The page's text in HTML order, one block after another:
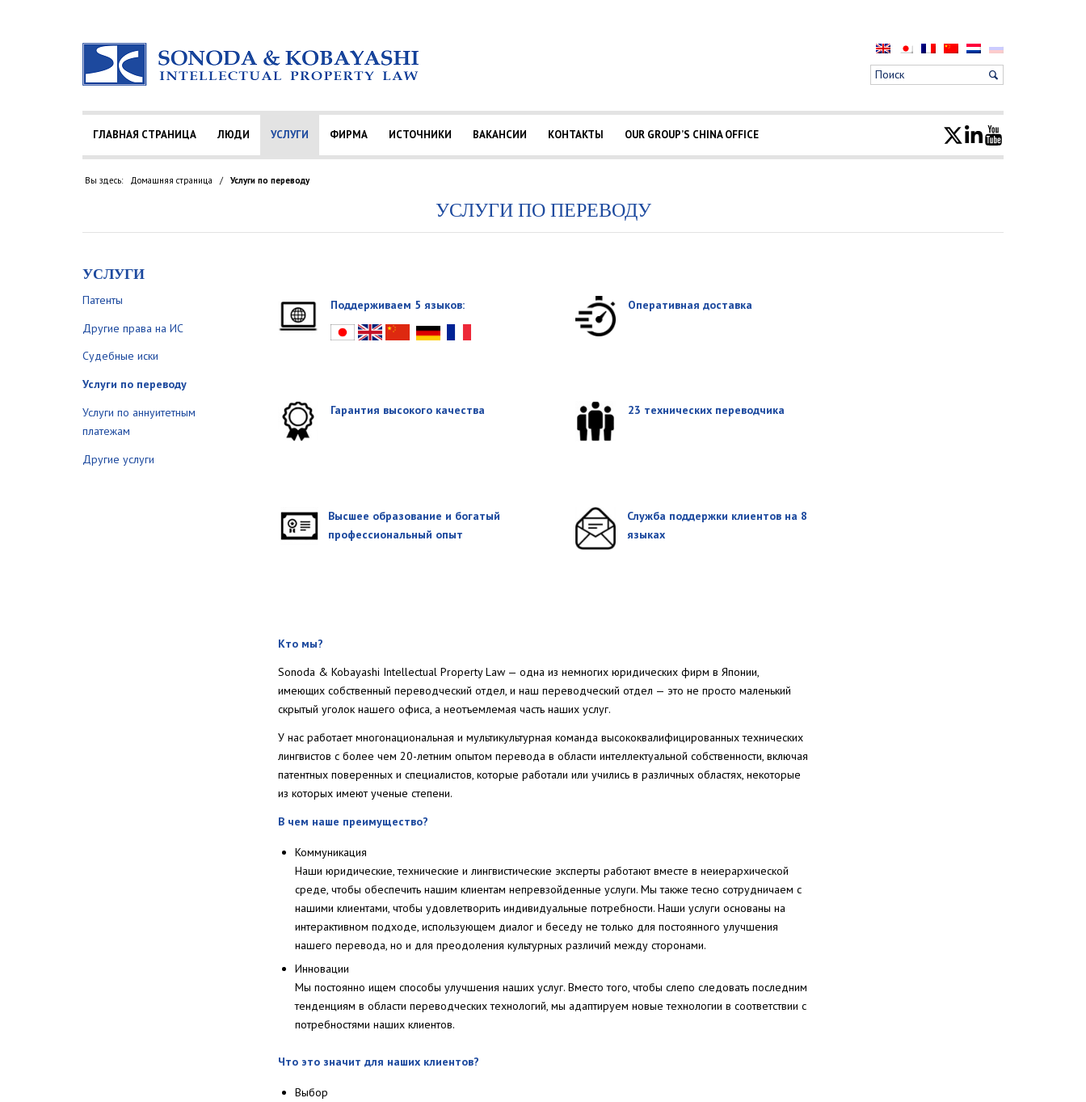
ГЛАВНАЯ СТРАНИЦА ЛЮДИ УСЛУГИ ФИРМА ИСТОЧНИКИ ВАКАНСИИ КОНТАКТЫ OUR GROUP’S CHINA OFFICE
Вы здесь: Домашняя страница / Услуги по переводу
УСЛУГИ ПО ПЕРЕВОДУ
УСЛУГИ
Патенты
Другие права на ИС
Судебные иски
Услуги по переводу
Услуги по аннуитетным
платежам
Другие услуги
Поддерживаем 5 языков: Оперативная доставка
Гарантия высокого качества 23 технических переводчика
Высшее образование и богатый
профессиональный опыт
Служба поддержки клиентов на 8
языках
Кто мы?
Sonoda & Kobayashi Intellectual Property Law — одна из немногих юридических фирм в Японии,
имеющих собственный переводческий отдел, и наш переводческий отдел — это не просто маленький
скрытый уголок нашего офиса, а неотъемлемая часть наших услуг.
У нас работает многонациональная и мультикультурная команда высококвалифицированных технических
лингвистов с более чем 20-летним опытом перевода в области интеллектуальной собственности, включая
патентных поверенных и специалистов, которые работали или учились в различных областях, некоторые
из которых имеют ученые степени.
В чем наше преимущество?
Коммуникация
Наши юридические, технические и лингвистические эксперты работают вместе в неиерархической
среде, чтобы обеспечить нашим клиентам непревзойденные услуги. Мы также тесно сотрудничаем с
нашими клиентами, чтобы удовлетворить индивидуальные потребности. Наши услуги основаны на
интерактивном подходе, использующем диалог и беседу не только для постоянного улучшения
нашего перевода, но и для преодоления культурных различий между сторонами.
Инновации
Мы постоянно ищем способы улучшения наших услуг. Вместо того, чтобы слепо следовать последним
тенденциям в области переводческих технологий, мы адаптируем новые технологии в соответствии с
потребностями наших клиентов.
Что это значит для наших клиентов?
Выбор